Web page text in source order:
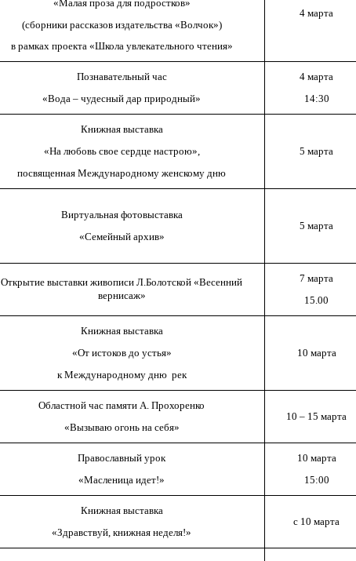
«Малая проза для подростков»
(сборники рассказов издательства «Волчок»)
в рамках проекта «Школа увлекательного чтения»
4 марта
Познавательный час
«Вода – чудесный дар природный»
4 марта
14:30
Книжная выставка
«На любовь свое сердце настрою»,
посвященная Международному женскому дню
5 марта
Виртуальная фотовыставка
«Семейный архив»
5 марта
Открытие выставки живописи Л.Болотской «Весенний
вернисаж»
7 марта
15.00
Книжная выставка
«От истоков до устья»
к Международному дню рек
10 марта
Областной час памяти А. Прохоренко
«Вызываю огонь на себя»
10 – 15 марта
Православный урок
«Масленица идет!»
10 марта
15:00
Книжная выставка
«Здравствуй, книжная неделя!»
с 10 марта